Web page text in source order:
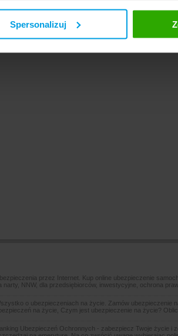
Spersonalizuj
przez Internet. Kup online ubezpieczenie
narty, NNW, dla przedsiębiorców, inwestycyjne, ochrona
o ubezpieczeniach na życie. Zamów ubezpieczenie
na życie, Czym jest ubezpieczenie na życie?
Ubezpieczeń Ochronnych - zabezpiecz Twoje życie i